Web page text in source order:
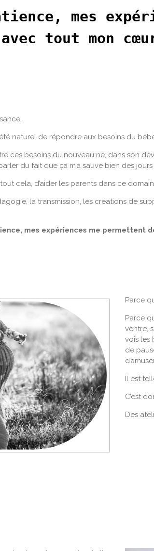
mes
avec tout mon
naturel de répondre aux besoins du
ces besoins du nouveau né, dans son
du fait que ça m’a sauvé bien des
cela, d’aider les parents dans ce
la transmission, les créations de
mes expériences me permettent
Parce
Parce
ventre,
vois les
de
Il est
C’est
Des